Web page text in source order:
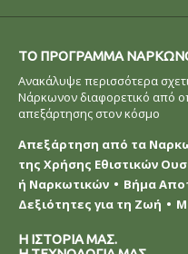
ΤΟ ΠΡOΓΡΑΜΜΑ
Ανακάλυψε περισσότερα
Νάρκωνον διαφορετικό από
απεξάρτησης στον κόσμο
Απεξάρτηση από τα
της Χρήσης Εθιστικών
ή Ναρκωτικών
Βήμα
Δεξιότητες για τη Ζωή
Η ΙΣΤΟΡΙΑ ΜΑΣ.